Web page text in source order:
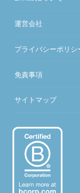
運営会社
プライバシーポリシ
免責事項
サイトマップ